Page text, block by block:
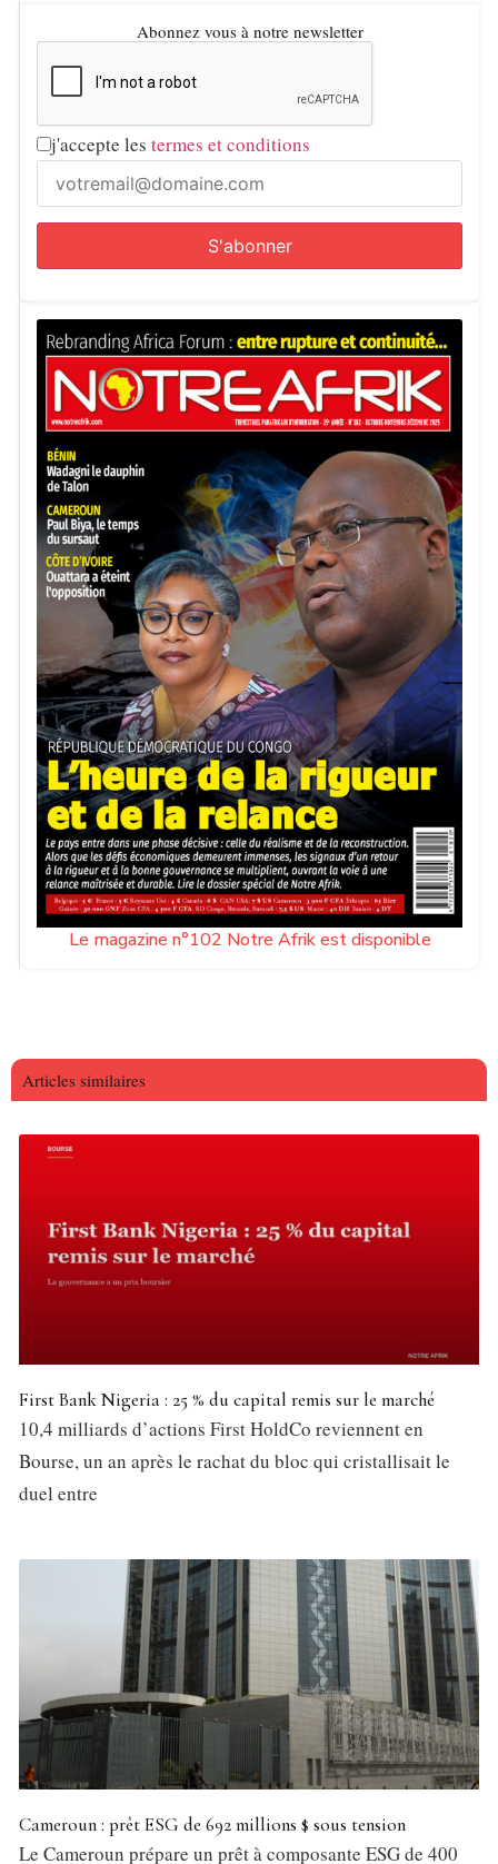
Abonnez vous à notre newsletter
j'accepte les termes et conditions
Le magazine n°102 Notre Afrik est disponible
Articles similaires
First Bank Nigeria : 25 % du capital remis sur le marché
10,4 milliards d’actions First HoldCo reviennent en
Bourse, un an après le rachat du bloc qui cristallisait le
duel entre
Cameroun : prêt ESG de 692 millions $ sous tension
Le Cameroun prépare un prêt à composante ESG de 400